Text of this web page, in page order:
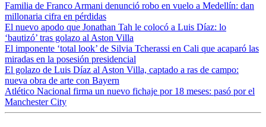
Familia de Franco Armani denunció robo en vuelo a Medellín: dan
millonaria cifra en pérdidas
El nuevo apodo que Jonathan Tah le colocó a Luis Díaz: lo
‘bautizó’ tras golazo al Aston Villa
El imponente ‘total look’ de Silvia Tcherassi en Cali que acaparó las
miradas en la posesión presidencial
El golazo de Luis Díaz al Aston Villa, captado a ras de campo:
nueva obra de arte con Bayern
Atlético Nacional firma un nuevo fichaje por 18 meses: pasó por el
Manchester City